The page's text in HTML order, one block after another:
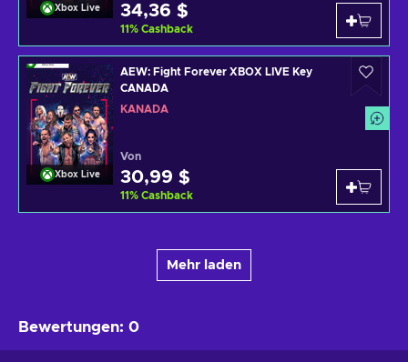
Xbox Live 34,36 $
11% Cashback
Xbox Live
AEW: Fight Forever XBOX LIVE Key
CANADA
KANADA
Von
30,99 $
11% Cashback
Mehr laden
Bewertungen: 0